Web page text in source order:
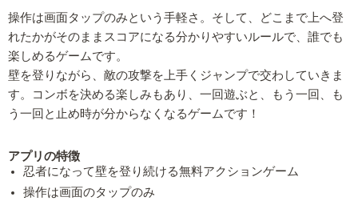
操作は画面タップのみという手軽さ。そして、どこまで上へ登
れたかがそのままスコアになる分かりやすいルールで、誰でも
楽しめるゲームです。
壁を登りながら、敵の攻撃を上手くジャンプで交わしていきま
す。コンボを決める楽しみもあり、一回遊ぶと、もう一回、も
う一回と止め時が分からなくなるゲームです！
アプリの特徴
忍者になって壁を登り続ける無料アクションゲーム
操作は画面のタップのみ